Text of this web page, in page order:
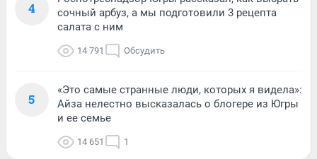
4
сочный арбуз, а мы подготовили 3 рецепта
салата с ним
14 791 Обсудить
5
«Это самые странные люди, которых я видела»:
Айза нелестно высказалась о блогере из Югры
и ее семье
14 651 1